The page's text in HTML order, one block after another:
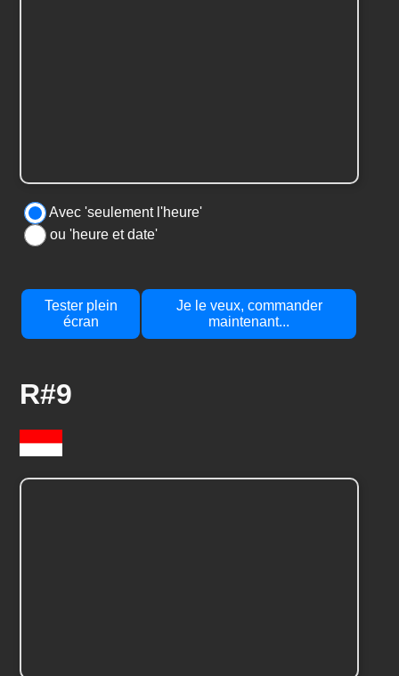
Avec 'seulement l'heure'
ou 'heure et date'
Tester plein
écran
Je le veux, commander
maintenant...
R#9